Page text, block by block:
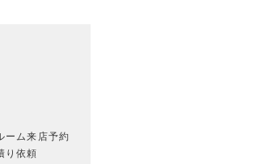
ーム来店予約
り依頼